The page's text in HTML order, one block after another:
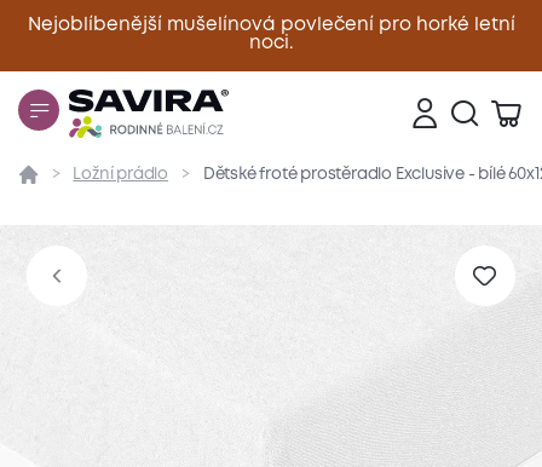
Nejoblíbenější mušelínová povlečení pro horké letní
noci.
Zavřít
Přehled Parametry Popis produktu Materiál
Ložní prádlo Dětské froté prostěradlo Exclusive - bílé